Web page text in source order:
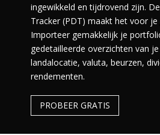
ingewikkeld en tijdrovend zijn.
Tracker (PDT) maakt het voor je
Importeer gemakkelijk je
gedetailleerde overzichten van
landalocatie, valuta, beurzen,
rendementen.
PROBEER GRATIS